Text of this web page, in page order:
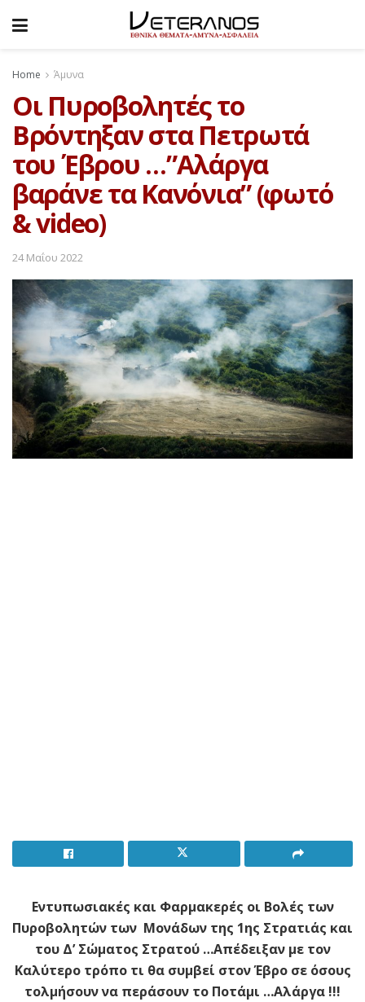
Home Άμυνα
Οι Πυροβολητές το
Βρόντηξαν στα Πετρωτά
του Έβρου …”Αλάργα
βαράνε τα Κανόνια” (φωτό
& video)
24 Μαΐου 2022
Εντυπωσιακές και Φαρμακερές οι Βολές των
Πυροβολητών των Μονάδων της 1ης Στρατιάς και
του Δ’ Σώματος Στρατού …Απέδειξαν με τον
Καλύτερο τρόπο τι θα συμβεί στον Έβρο σε όσους
τολμήσουν να περάσουν το Ποτάμι …Αλάργα !!!